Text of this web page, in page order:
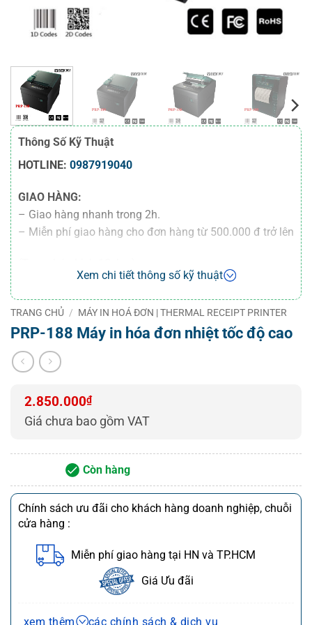
Thông Số Kỹ Thuật
HOTLINE: 0987919040
GIAO HÀNG:
– Giao hàng nhanh trong 2h.
– Miễn phí giao hàng cho đơn hàng từ 500.000 đ trở lên
– Miễn phí giao hàng 100 km cho đơn hàng từ
50.000.000 đ trở lên
– Nhận giao hàng và lắp đặt từ 8h00 – 21h00 tất cả
các ngày
(Cả ngày lễ, T7 và Chủ Nhật)
Xem chi tiết thông số kỹ thuật
TRANG CHỦ / MÁY IN HOÁ ĐƠN | THERMAL RECEIPT PRINTER
PRP-188 Máy in hóa đơn nhiệt tốc độ cao
2.850.000₫
Giá chưa bao gồm VAT
Còn hàng
Chính sách ưu đãi cho khách hàng doanh nghiệp, chuỗi
cửa hàng :
Miễn phí giao hàng tại HN và TP.HCM
Giá Ưu đãi
Chính sách bán hàng và dịch vụ
xem thêm các chính sách & dịch vụ